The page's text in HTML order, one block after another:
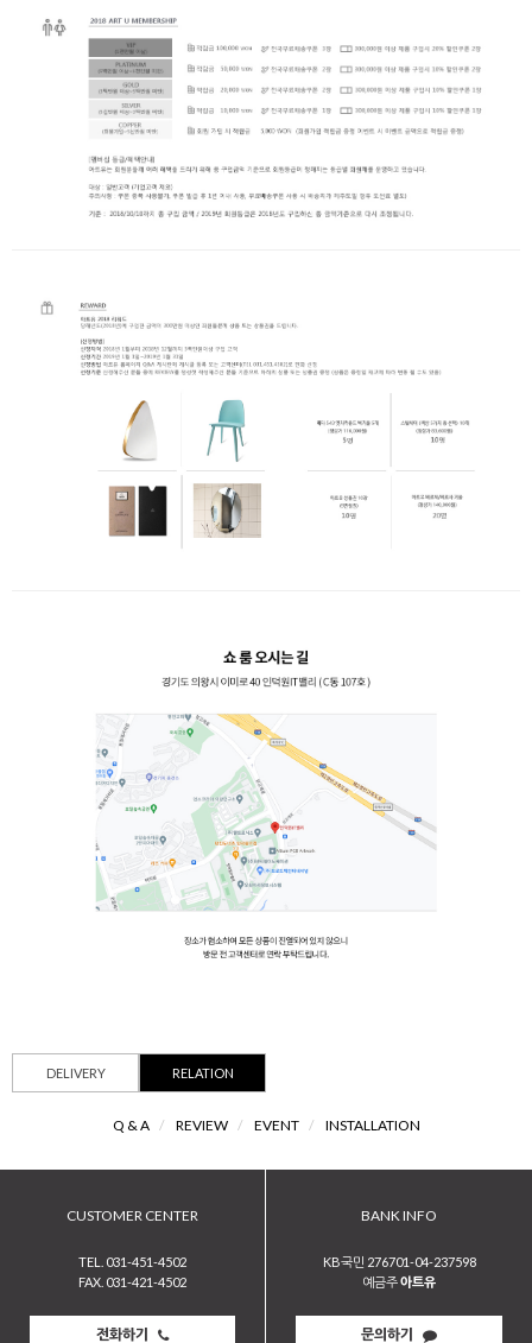
DELIVERY RELATION
Q & A / REVIEW / EVENT / INSTALLATION
CUSTOMER CENTER
TEL. 031-451-4502
FAX. 031-421-4502
전화하기
BANK INFO
KB국민 276701-04-237598
예금주아트유
문의하기